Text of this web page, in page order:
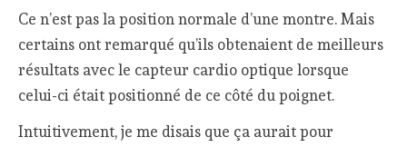
Ce n’est pas la position normale d’une montre. Mais
certains ont remarqué qu’ils obtenaient de meilleurs
résultats avec le capteur cardio optique lorsque
celui-ci était positionné de ce côté du poignet.
Intuitivement, je me disais que ça aurait pour